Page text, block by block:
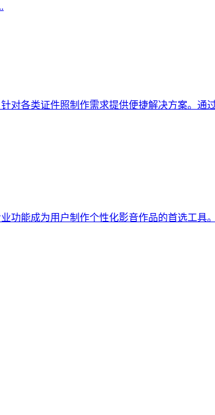
对各类证件照制作需求提供便捷解决方案。
功能成为用户制作个性化影音作品的首选工